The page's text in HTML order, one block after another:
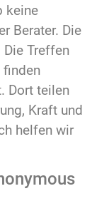
keine
Berater. Die
Treffen
finden
Dort teilen
Kraft und
helfen wir